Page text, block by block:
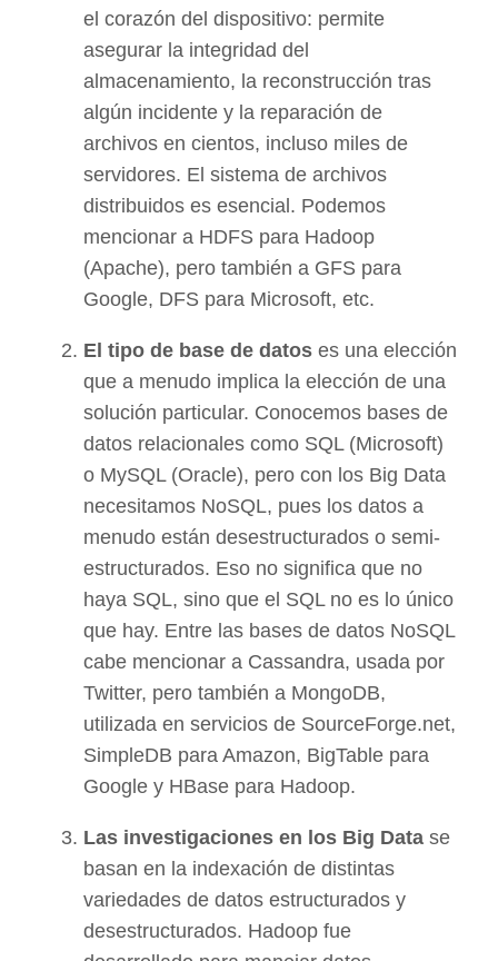
el corazón del dispositivo: permite
asegurar la integridad del
almacenamiento, la reconstrucción tras
algún incidente y la reparación de
archivos en cientos, incluso miles de
servidores. El sistema de archivos
distribuidos es esencial. Podemos
mencionar a HDFS para Hadoop
(Apache), pero también a GFS para
Google, DFS para Microsoft, etc.
El tipo de base de datos es una elección
que a menudo implica la elección de una
solución particular. Conocemos bases de
datos relacionales como SQL (Microsoft)
o MySQL (Oracle), pero con los Big Data
necesitamos NoSQL, pues los datos a
menudo están desestructurados o semi-
estructurados. Eso no significa que no
haya SQL, sino que el SQL no es lo único
que hay. Entre las bases de datos NoSQL
cabe mencionar a Cassandra, usada por
Twitter, pero también a MongoDB,
utilizada en servicios de SourceForge.net,
SimpleDB para Amazon, BigTable para
Google y HBase para Hadoop.
Las investigaciones en los Big Data se
basan en la indexación de distintas
variedades de datos estructurados y
desestructurados. Hadoop fue